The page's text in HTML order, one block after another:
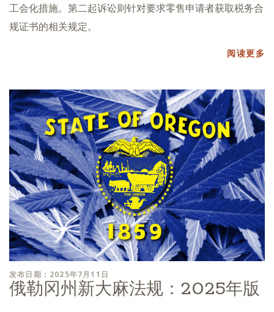
工会化措施。第二起诉讼则针对要求零售申请者获取税务合
规证书的相关规定。
阅读更多
发布日期：2025年7月11日
俄勒冈州新大麻法规：2025年版